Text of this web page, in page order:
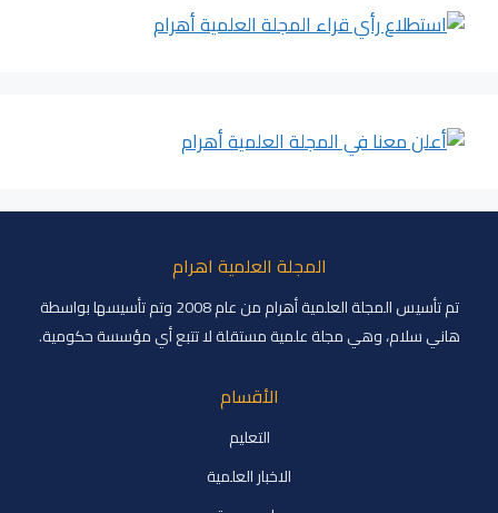
المجلة العلمية اهرام
تم تأسيس المجلة العلمية أهرام من عام 2008 وتم تأسيسها بواسطة
هاني سلام، وهي مجلة علمية مستقلة لا تتبع أي مؤسسة حكومية.
الأقسام
التعليم
الاخبار العلمية